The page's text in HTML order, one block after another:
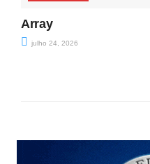
Array
julho 24, 2026